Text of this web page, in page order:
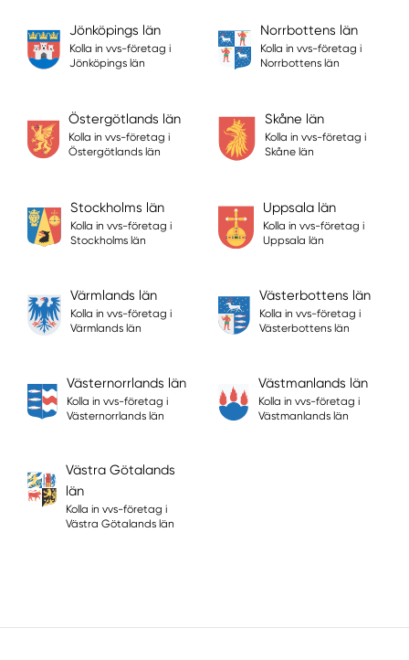
Jönköpings län
Kolla in vvs-företag i
Jönköpings län
Norrbottens län
Kolla in vvs-företag i
Norrbottens län
Östergötlands län
Kolla in vvs-företag i
Östergötlands län
Skåne län
Kolla in vvs-företag i
Skåne län
Stockholms län
Kolla in vvs-företag i
Stockholms län
Uppsala län
Kolla in vvs-företag i
Uppsala län
Värmlands län
Kolla in vvs-företag i
Värmlands län
Västerbottens län
Kolla in vvs-företag i
Västerbottens län
Västernorrlands län
Kolla in vvs-företag i
Västernorrlands län
Västmanlands län
Kolla in vvs-företag i
Västmanlands län
Västra Götalands
län
Kolla in vvs-företag i
Västra Götalands län